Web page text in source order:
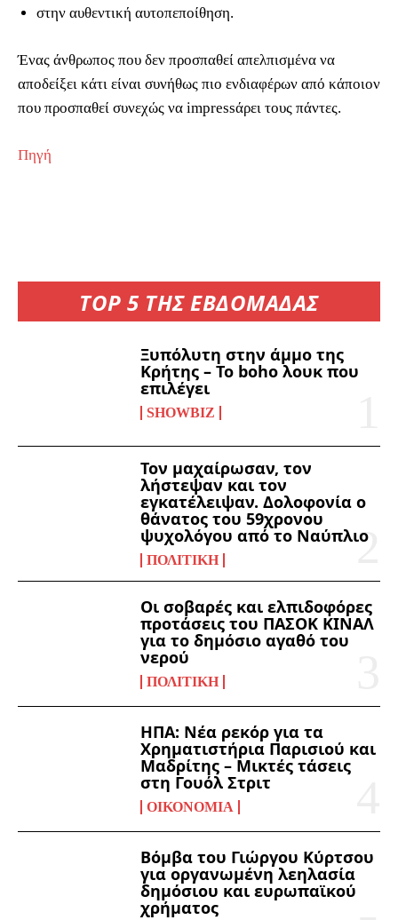
TOP 5 ΤΗΣ ΕΒΔΟΜΑΔΑΣ
Ξυπόλυτη στην άμμο της
Κρήτης – Το boho λουκ που
επιλέγει
SHOWBIZ
Τον μαχαίρωσαν, τον
λήστεψαν και τον
εγκατέλειψαν. Δολοφονία ο
θάνατος του 59χρονου
ψυχολόγου από το Ναύπλιο
ΠΟΛΙΤΙΚΉ
Οι σοβαρές και ελπιδοφόρες
προτάσεις του ΠΑΣΟΚ ΚΙΝΑΛ
για το δημόσιο αγαθό του
νερού
ΠΟΛΙΤΙΚΉ
ΗΠΑ: Νέα ρεκόρ για τα
Χρηματιστήρια Παρισιού και
Μαδρίτης – Μικτές τάσεις
στη Γουόλ Στριτ
ΟΙΚΟΝΟΜΊΑ
Βόμβα του Γιώργου Κύρτσου
για οργανωμένη λεηλασία
δημόσιου και ευρωπαϊκού
χρήματος
στην αυθεντική αυτοπεποίθηση.
Ένας άνθρωπος που δεν προσπαθεί απελπισμένα να
αποδείξει κάτι είναι συνήθως πιο ενδιαφέρων από κάποιον
που προσπαθεί συνεχώς να impressάρει τους πάντες.
Πηγή